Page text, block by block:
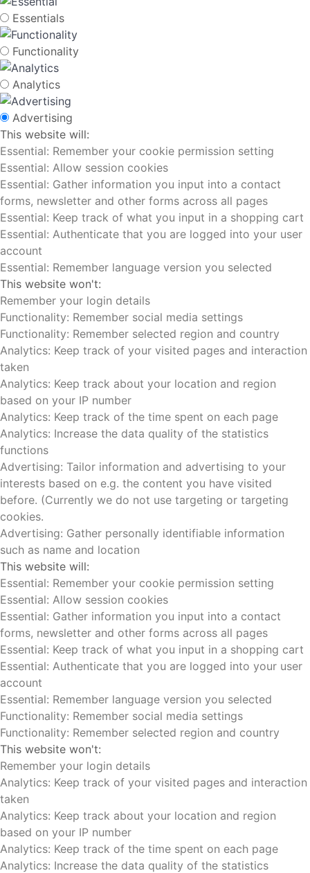
Essentials
Functionality
Analytics
Advertising
This website will:
Essential: Remember your cookie permission setting
Essential: Allow session cookies
Essential: Gather information you input into a contact
forms, newsletter and other forms across all pages
Essential: Keep track of what you input in a shopping cart
Essential: Authenticate that you are logged into your user
account
Essential: Remember language version you selected
This website won't:
Remember your login details
Functionality: Remember social media settings
Functionality: Remember selected region and country
Analytics: Keep track of your visited pages and interaction
taken
Analytics: Keep track about your location and region
based on your IP number
Analytics: Keep track of the time spent on each page
Analytics: Increase the data quality of the statistics
functions
Advertising: Tailor information and advertising to your
interests based on e.g. the content you have visited
before. (Currently we do not use targeting or targeting
cookies.
Advertising: Gather personally identifiable information
such as name and location
This website will:
Essential: Remember your cookie permission setting
Essential: Allow session cookies
Essential: Gather information you input into a contact
forms, newsletter and other forms across all pages
Essential: Keep track of what you input in a shopping cart
Essential: Authenticate that you are logged into your user
account
Essential: Remember language version you selected
Functionality: Remember social media settings
Functionality: Remember selected region and country
This website won't:
Remember your login details
Analytics: Keep track of your visited pages and interaction
taken
Analytics: Keep track about your location and region
based on your IP number
Analytics: Keep track of the time spent on each page
Analytics: Increase the data quality of the statistics